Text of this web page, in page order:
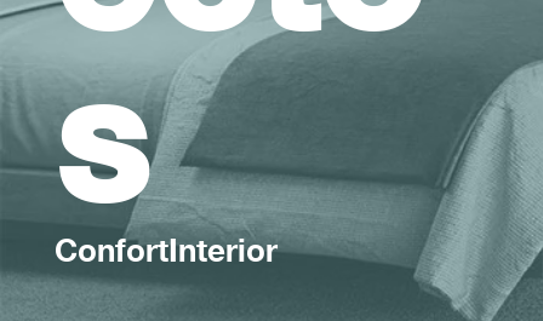
s
ConfortInterior